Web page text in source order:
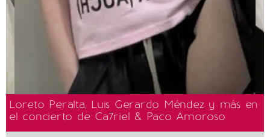
Loreto Peralta, Luis Gerardo Méndez y más en
el concierto de Ca7riel & Paco Amoroso